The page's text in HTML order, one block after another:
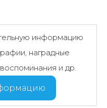
информацию
наградные
и др.